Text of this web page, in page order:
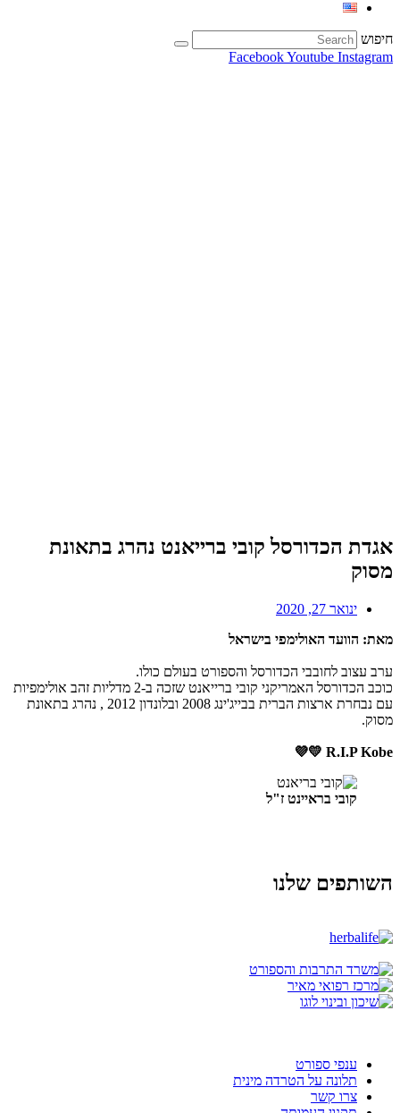
חיפוש
FacebookYoutube Instagram
אגדת הכדורסל קובי ברייאנט נהרג בתאונת
מסוק
ינואר 27, 2020
מאת: הוועד האולימפי בישראל
ערב עצוב לחובבי הכדורסל והספורט בעולם כולו.
כוכב הכדורסל האמריקני קובי ברייאנט שזכה ב-2 מדליות זהב אולימפיות
עם נבחרת ארצות הברית בבייג'ינג 2008 ובלונדון 2012 , נהרג בתאונת
מסוק.
R.I.P Kobe 💛💜
קובי בראיינט ז"ל
השותפים שלנו
ענפי ספורט
תלונה על הטרדה מינית
צרו קשר